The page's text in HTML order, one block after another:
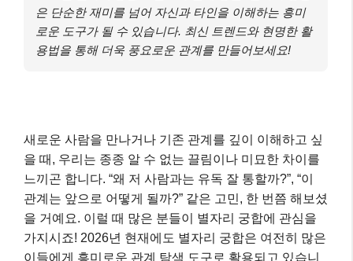
은 단순한 재미를 넘어 자신과 타인을 이해하는 흥미
로운 도구가 될 수 있습니다. 최신 트렌드와 현명한 활
용법을 통해 더욱 풍요로운 관계를 만들어보세요!
새로운 사람을 만나거나 기존 관계를 깊이 이해하고 싶
을 때, 우리는 종종 알 수 없는 끌림이나 미묘한 차이를
느끼곤 합니다. “왜 저 사람과는 유독 잘 통할까?”, “이
관계는 앞으로 어떻게 될까?” 같은 고민, 한 번쯤 해보셨
을 거예요. 이럴 때 많은 분들이 별자리 궁합에 관심을
가지시죠! 2026년 현재에도 별자리 궁합은 여전히 많은
이들에게 흥미로운 관계 탐색 도구로 활용되고 있습니